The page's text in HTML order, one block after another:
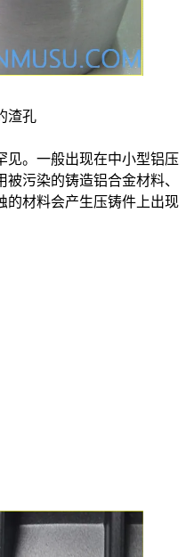
渣孔
见。一般出现在中小型铝压
污染的铸造铝合金材料、
的材料会产生压铸件上出现